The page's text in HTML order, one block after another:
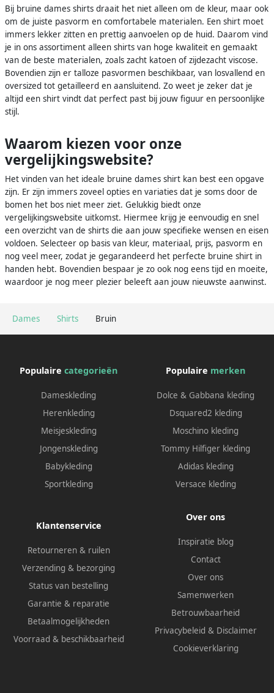
Dames Shirts Bruin
Bij bruine dames shirts draait het niet alleen om de kleur, maar ook
om de juiste pasvorm en comfortabele materialen. Een shirt moet
immers lekker zitten en prettig aanvoelen op de huid. Daarom vind
je in ons assortiment alleen shirts van hoge kwaliteit en gemaakt
van de beste materialen, zoals zacht katoen of zijdezacht viscose.
Bovendien zijn er talloze pasvormen beschikbaar, van losvallend en
oversized tot getailleerd en aansluitend. Zo weet je zeker dat je
altijd een shirt vindt dat perfect past bij jouw figuur en persoonlijke
stijl.
Waarom kiezen voor onze
vergelijkingswebsite?
Het vinden van het ideale bruine dames shirt kan best een opgave
zijn. Er zijn immers zoveel opties en variaties dat je soms door de
bomen het bos niet meer ziet. Gelukkig biedt onze
vergelijkingswebsite uitkomst. Hiermee krijg je eenvoudig en snel
een overzicht van de shirts die aan jouw specifieke wensen en eisen
voldoen. Selecteer op basis van kleur, materiaal, prijs, pasvorm en
nog veel meer, zodat je gegarandeerd het perfecte bruine shirt in
handen hebt. Bovendien bespaar je zo ook nog eens tijd en moeite,
waardoor je nog meer plezier beleeft aan jouw nieuwste aanwinst.
Populaire categorieën
Dameskleding
Herenkleding
Meisjeskleding
Jongenskleding
Babykleding
Sportkleding
Populaire merken
Dolce & Gabbana kleding
Dsquared2 kleding
Moschino kleding
Tommy Hilfiger kleding
Adidas kleding
Versace kleding
Klantenservice
Retourneren & ruilen
Verzending & bezorging
Status van bestelling
Garantie & reparatie
Betaalmogelijkheden
Voorraad & beschikbaarheid
Over ons
Inspiratie blog
Contact
Over ons
Samenwerken
Betrouwbaarheid
Privacybeleid & Disclaimer
Cookieverklaring